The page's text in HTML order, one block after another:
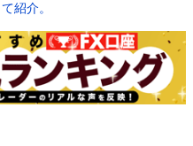
紹介。